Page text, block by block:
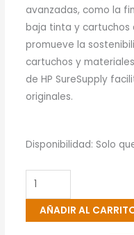
avanzadas, como la
baja tinta y cartuchos
promueve la
cartuchos y
de HP SureSupply
originales.
Disponibilidad: Solo
Tambor
Creación
De
Imágenes
AÑADIR AL